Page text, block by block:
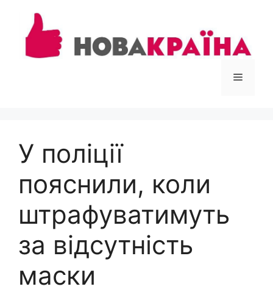
вмісту
Меню
У поліції
пояснили, коли
штрафуватимуть
за відсутність
маски